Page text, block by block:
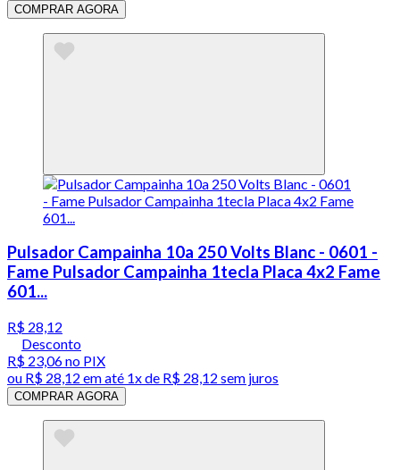
COMPRAR AGORA
Pulsador Campainha 10a 250 Volts Blanc - 0601 -
Fame Pulsador Campainha 1tecla Placa 4x2 Fame
601...
R$ 28,12
Desconto
R$ 23,06no PIX
ou R$ 28,12 em até 1x de R$ 28,12 sem juros
COMPRAR AGORA